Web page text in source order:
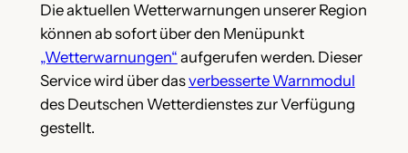
Die aktuellen Wetterwarnungen unserer Region
können ab sofort über den Menüpunkt
„Wetterwarnungen“ aufgerufen werden. Dieser
Service wird über dasverbesserte Warnmodul
des Deutschen Wetterdienstes zur Verfügung
gestellt.